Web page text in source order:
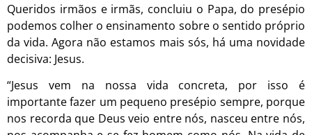
Queridos irmãos e irmãs, concluiu o Papa, do presépio
podemos colher o ensinamento sobre o sentido próprio
da vida. Agora não estamos mais sós, há uma novidade
decisiva: Jesus.
“Jesus vem na nossa vida concreta, por isso é
importante fazer um pequeno presépio sempre, porque
nos recorda que Deus veio entre nós, nasceu entre nós,